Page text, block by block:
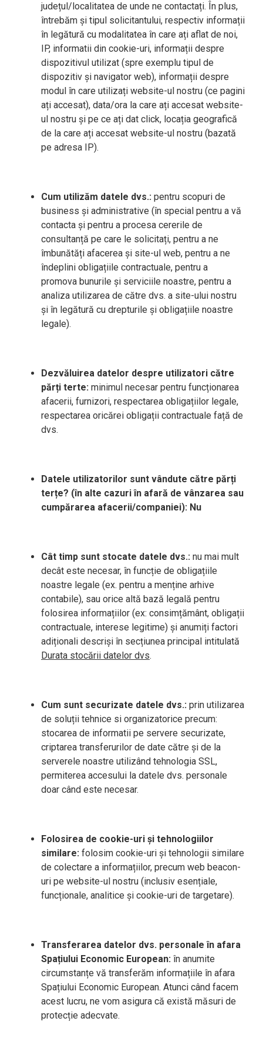
județul/localitatea de unde ne contactați. În plus,
întrebăm și tipul solicitantului, respectiv informații
în legătură cu modalitatea în care ați aflat de noi,
IP, informatii din cookie-uri, informații despre
dispozitivul utilizat (spre exemplu tipul de
dispozitiv și navigator web), informații despre
modul în care utilizați website-ul nostru (ce pagini
ați accesat), data/ora la care ați accesat website-
ul nostru și pe ce ați dat click, locația geografică
de la care ați accesat website-ul nostru (bazată
pe adresa IP).
Cum utilizăm datele dvs.: pentru scopuri de
business și administrative (în special pentru a vă
contacta și pentru a procesa cererile de
consultanță pe care le solicitați, pentru a ne
îmbunătăți afacerea și site-ul web, pentru a ne
îndeplini obligațiile contractuale, pentru a
promova bunurile și serviciile noastre, pentru a
analiza utilizarea de către dvs. a site-ului nostru
și în legătură cu drepturile și obligațiile noastre
legale).
Dezvăluirea datelor despre utilizatori către
părți terte: minimul necesar pentru funcționarea
afacerii, furnizori, respectarea obligațiilor legale,
respectarea oricărei obligații contractuale față de
dvs.
Datele utilizatorilor sunt vândute către părți
terțe? (în alte cazuri în afară de vânzarea sau
cumpărarea afacerii/companiei): Nu
Cât timp sunt stocate datele dvs.: nu mai mult
decât este necesar, în funcție de obligațiile
noastre legale (ex. pentru a menține arhive
contabile), sau orice altă bază legală pentru
folosirea informațiilor (ex: consimțământ, obligații
contractuale, interese legitime) și anumiți factori
adiționali descriși în secțiunea principal intitulată
Durata stocării datelor dvs.
Cum sunt securizate datele dvs.: prin utilizarea
de soluții tehnice si organizatorice precum:
stocarea de informatii pe servere securizate,
criptarea transferurilor de date către și de la
serverele noastre utilizând tehnologia SSL,
permiterea accesului la datele dvs. personale
doar când este necesar.
Folosirea de cookie-uri și tehnologiilor
similare: folosim cookie-uri și tehnologii similare
de colectare a informațiilor, precum web beacon-
uri pe website-ul nostru (inclusiv esențiale,
funcționale, analitice și cookie-uri de targetare).
Transferarea datelor dvs. personale în afara
Spațiului Economic European: în anumite
circumstanțe vă transferăm informațiile în afara
Spațiului Economic European. Atunci când facem
acest lucru, ne vom asigura că există măsuri de
protecție adecvate.